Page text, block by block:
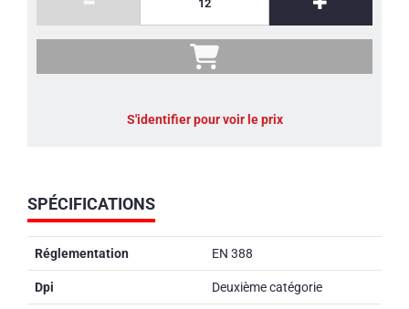
SPÉCIFICATIONS
Réglementation EN 388
Dpi Deuxième catégorie
S'identifier pour voir le prix